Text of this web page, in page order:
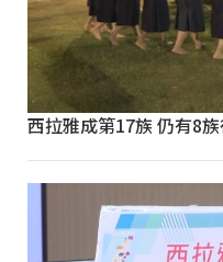
西拉雅成第17族 仍有8